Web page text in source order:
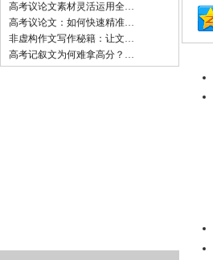
高考议论文素材灵活运用全…
高考议论文：如何快速精准…
非虚构作文写作秘籍：让文…
高考记叙文为何难拿高分？…